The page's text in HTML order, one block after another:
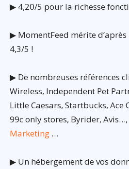
▶ 4,20/5 pour la richesse
▶ MomentFeed mérite
4,3/5 !
▶ De nombreuses références
Wireless, Independent Pet
Little Caesars, Startbucks, Ace
99c only stores, Byrider, Avis…,
Marketing …
▶ Un hébergement de vos